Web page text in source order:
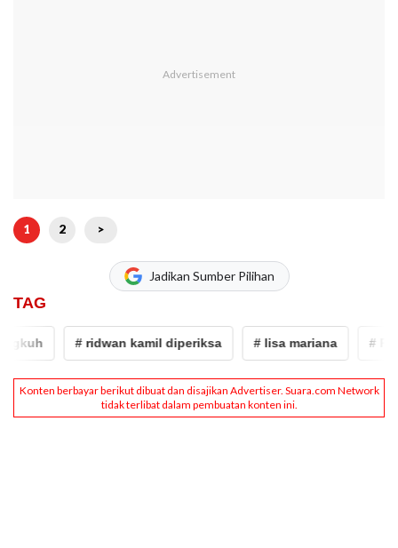
1 2 >
Jadikan Sumber Pilihan
TAG
# ridwan kamil diperiksa # lisa mariana #